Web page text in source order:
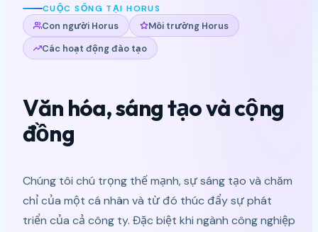
CUỘC SỐNG TẠI HORUS
Con người Horus
Môi trường Horus
Các hoạt động đào tạo
Văn hóa, sáng tạo và cộng
đồng
Chúng tôi chú trọng thế mạnh, sự sáng tạo và chăm
chỉ của một cá nhân và từ đó thúc đẩy sự phát
triển của cả công ty. Đặc biệt khi ngành công nghiệp